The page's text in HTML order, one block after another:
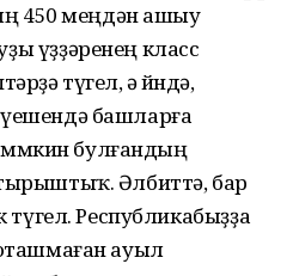
450 меңдән ашыу
үҙҙәренең класс
түгел, ә өйөндә,
башларға
мөмкин булғандың
Әлбиттә, бар
түгел. Республикабыҙҙа
ауыл